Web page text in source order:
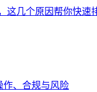
这几个原因帮你快速
作、合规与风险